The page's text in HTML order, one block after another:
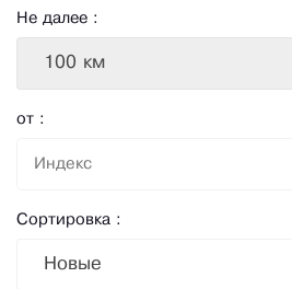
Не далее :
100 км
от :
Сортировка :
Новые